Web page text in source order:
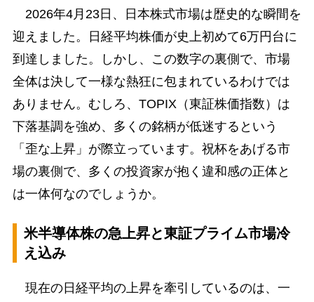
2026年4月23日、日本株式市場は歴史的な瞬間を
迎えました。日経平均株価が史上初めて6万円台に
到達しました。しかし、この数字の裏側で、市場
全体は決して一様な熱狂に包まれているわけでは
ありません。むしろ、TOPIX（東証株価指数）は
下落基調を強め、多くの銘柄が低迷するという
「歪な上昇」が際立っています。祝杯をあげる市
場の裏側で、多くの投資家が抱く違和感の正体と
は一体何なのでしょうか。
米半導体株の急上昇と東証プライム市場冷
え込み
現在の日経平均の上昇を牽引しているのは、一